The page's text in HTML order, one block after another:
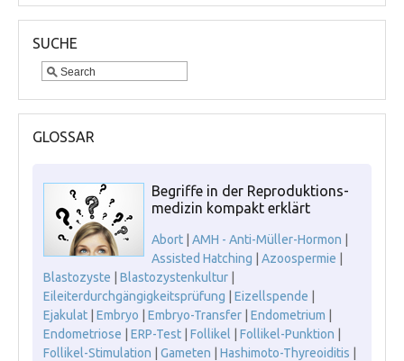
SUCHE
GLOSSAR
Begriffe in der Reproduktions-
medizin kompakt erklärt
Abort AMH - Anti-Müller-Hormon
Assisted Hatching
Azoospermie
Blastozyste
Blastozystenkultur
Eileiterdurchgängigkeitsprüfung
Eizellspende
Ejakulat
Embryo Embryo-Transfer Endometrium
Endometriose
ERP-Test Follikel Follikel-Punktion
Follikel-Stimulation
Gameten Hashimoto-Thyreoiditis